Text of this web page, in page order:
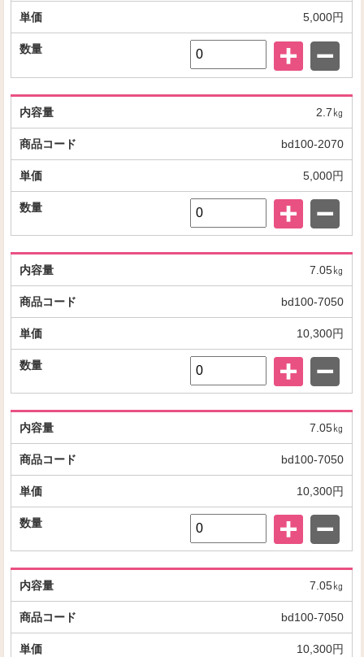
5,000円
2.7㎏
bd100-2070
5,000円
7.05㎏
bd100-7050
10,300円
7.05㎏
bd100-7050
10,300円
7.05㎏
bd100-7050
10,300円